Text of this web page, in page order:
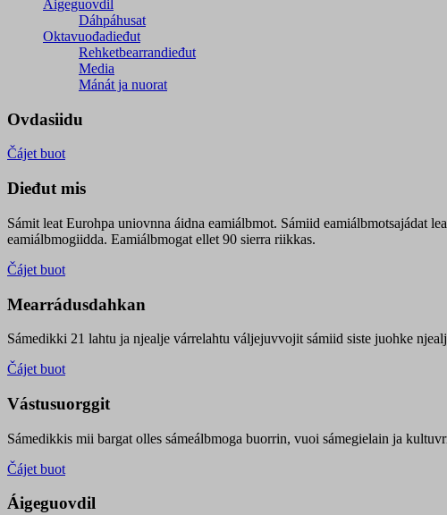
Áigeguovdil
Dáhpáhusat
Oktavuođadieđut
Rehketbearrandieđut
Media
Mánát ja nuorat
Ovdasiidu
Čájet buot
Dieđut mis
Sámit leat Eurohpa uniovnna áidna eamiálbmot. Sámiid eamiálbmotsajádat
eamiálbmogiidda. Eamiálbmogat ellet 90 sierra riikkas.
Čájet buot
Mearrádusdahkan
Sámedikki 21 lahtu ja njealje várrelahtu váljejuvvojit sámiid siste juohke
Čájet buot
Vástusuorggit
Sámedikkis mii bargat olles sámeálbmoga buorrin, vuoi sámegielain ja
Čájet buot
Áigeguovdil